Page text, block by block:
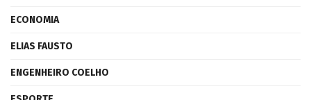
ECONOMIA
ELIAS FAUSTO
ENGENHEIRO COELHO